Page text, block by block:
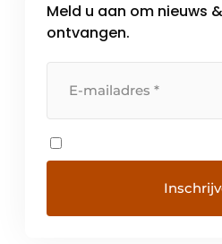
Meld u aan om nieuws
ontvangen.